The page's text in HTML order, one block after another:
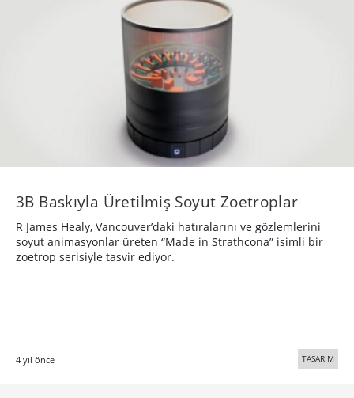
3B Baskıyla Üretilmiş Soyut Zoetroplar
R James Healy, Vancouver’daki hatıralarını ve gözlemlerini
soyut animasyonlar üreten “Made in Strathcona” isimli bir
zoetrop serisiyle tasvir ediyor.
4 yıl önce TASARIM